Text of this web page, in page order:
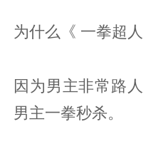
为什么《 一拳超
因为男主非常路
男主一拳秒杀。